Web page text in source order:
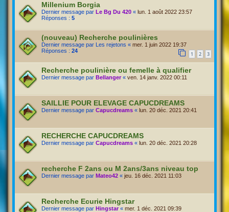
Millenium Borgia
Dernier message par Le Bg Du 420 « lun. 1 août 2022 23:57
Réponses : 5
(nouveau) Recherche poulinières
Dernier message par Les rejetons « mer. 1 juin 2022 19:37
Réponses : 24 1 2 3
Recherche poulinière ou femelle à qualifier
Dernier message par Bellanger « ven. 14 janv. 2022 00:11
SAILLIE POUR ELEVAGE CAPUCDREAMS
Dernier message par Capucdreams « lun. 20 déc. 2021 20:41
RECHERCHE CAPUCDREAMS
Dernier message par Capucdreams « lun. 20 déc. 2021 20:28
recherche F 2ans ou M 2ans/3ans niveau top
Dernier message par Mateo42 « jeu. 16 déc. 2021 11:03
Recherche Ecurie Hingstar
Dernier message par Hingstar « mer. 1 déc. 2021 09:39